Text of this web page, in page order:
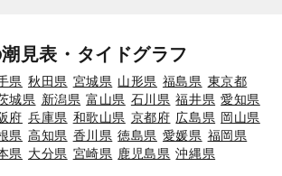
見表・タイドグラフ
県 秋田県 宮城県 山形県 福島県 東京都
城県 新潟県 富山県 石川県 福井県 愛知県
府 兵庫県 和歌山県 京都府 広島県 岡山県
県 高知県 香川県 徳島県 愛媛県 福岡県
県 大分県 宮崎県 鹿児島県 沖縄県